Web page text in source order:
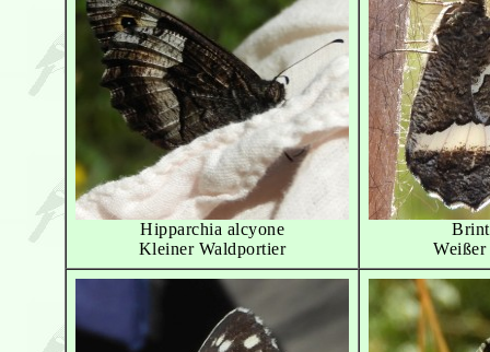
Hipparchia alcyone
Kleiner Waldportier